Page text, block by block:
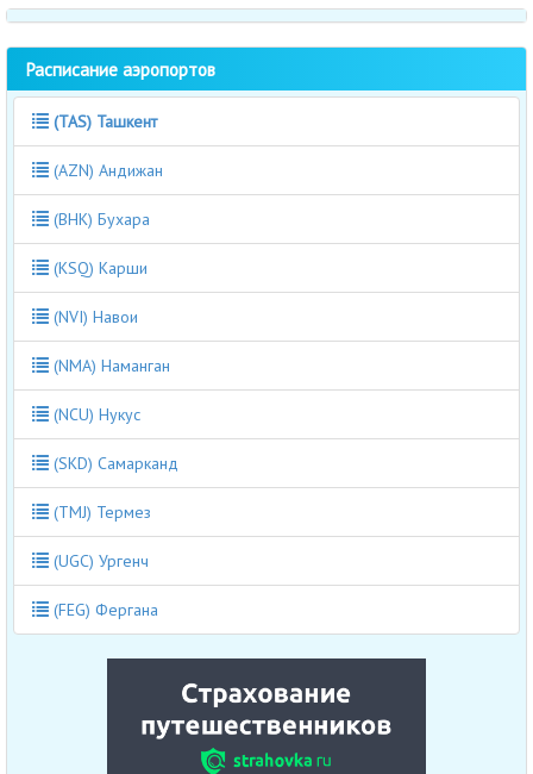
Расписание аэропортов
(TAS) Ташкент
(AZN) Андижан
(BHK) Бухара
(KSQ) Карши
(NVI) Навои
(NMA) Наманган
(NCU) Нукус
(SKD) Самарканд
(TMJ) Термез
(UGC) Ургенч
(FEG) Фергана